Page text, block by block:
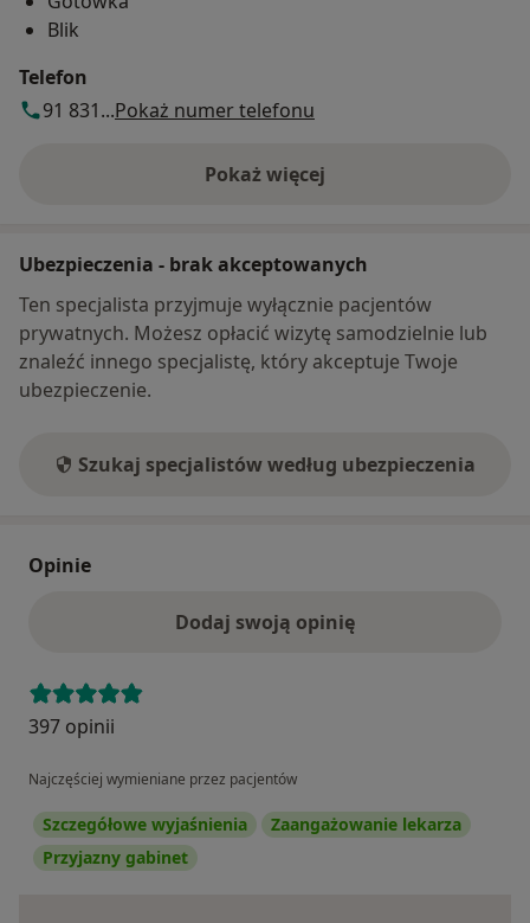
Blik
Telefon
91 831...Pokaż numer telefonu
Pokaż więcej
o adresie
Ubezpieczenia - brak akceptowanych
Ten specjalista przyjmuje wyłącznie pacjentów
prywatnych. Możesz opłacić wizytę samodzielnie lub
znaleźć innego specjalistę, który akceptuje Twoje
ubezpieczenie.
Szukaj specjalistów według ubezpieczenia
Opinie
Dodaj swoją opinię
397 opinii
Najczęściej wymieniane przez pacjentów
Szczegółowe wyjaśnienia
Zaangażowanie lekarza
Przyjazny gabinet